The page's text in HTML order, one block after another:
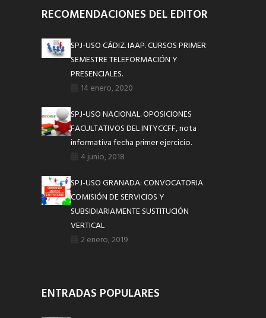
RECOMENDACIONES DEL EDITOR
SPJ-USO CÁDIZ. IAAP. CURSOS PRIMER
SEMESTRE TELEFORMACIÓN Y
PRESENCIALES.
14 enero, 2020
SPJ-USO NACIONAL. OPOSICIONES
FACULTATIVOS DEL INTYCCFF, nota
informativa fecha primer ejercicio.
4 junio, 2018
SPJ-USO GRANADA: CONVOCATORIA
COMISIÓN DE SERVICIOS Y
SUBSIDIARIAMENTE SUSTITUCIÓN
VERTICAL
2 enero, 2019
ENTRADAS POPULARES